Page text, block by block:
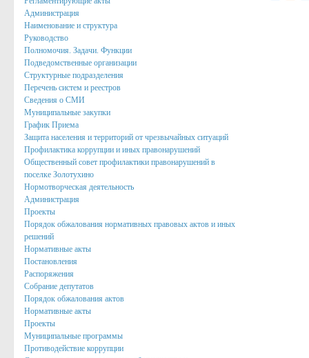
Публичные доклады
Информация филиала Федеральной кадастровой палаты
Сведения об организации
Орган местного самоуправления
Собрание депутатов
Депутаты
Сведение о доходах депутатов
Полномочия, задачи и функции
Полномочия. Задачи. Функции
Структурные подразделения
Администрация
Наименование и структура
Руководство
Полномочия. Задачи. Функции
Подведомственные организации
Структурные подразделения
Перечень систем и реестров
Сведения о СМИ
Муниципальные закупки
График Приема
Защита населения и территорий от чрезвычайных ситуаций
Профилактика коррупции и иных правонарушений
Общественный совет профилактики правонарушений в
поселке Золотухино
Нормотворческая деятельность
Администрация
Проекты
Порядок обжалования нормативных правовых актов и иных
решений
Нормативные акты
Постановления
Распоряжения
Собрание депутатов
Порядок обжалования актов
Нормативные акты
Проекты
Муниципальные программы
Противодействие коррупции